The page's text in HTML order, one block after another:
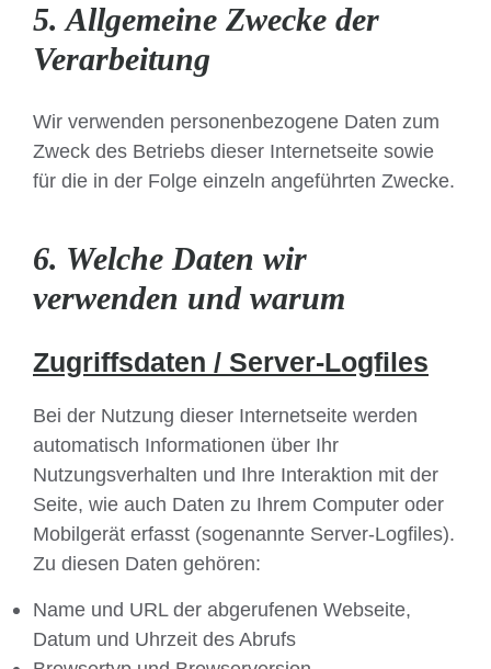
5. Allgemeine Zwecke der
Verarbeitung
Wir verwenden personenbezogene Daten zum
Zweck des Betriebs dieser Internetseite sowie
für die in der Folge einzeln angeführten Zwecke.
6. Welche Daten wir
verwenden und warum
Zugriffsdaten / Server-Logfiles
Bei der Nutzung dieser Internetseite werden
automatisch Informationen über Ihr
Nutzungsverhalten und Ihre Interaktion mit der
Seite, wie auch Daten zu Ihrem Computer oder
Mobilgerät erfasst (sogenannte Server-Logfiles).
Zu diesen Daten gehören:
Name und URL der abgerufenen Webseite,
Datum und Uhrzeit des Abrufs